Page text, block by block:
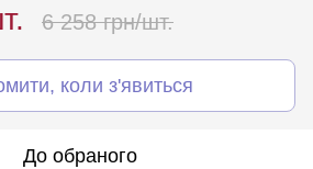
6 258 грн/шт.
коли з'явиться
До обраного